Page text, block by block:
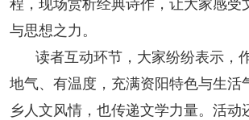
程，现场赏析经典诗作，让大家感受
与思想之力。
读者互动环节，大家纷纷表示，
地气、有温度，充满资阳特色与生活
乡人文风情，也传递文学力量。活动